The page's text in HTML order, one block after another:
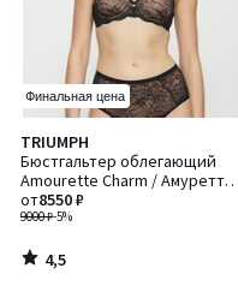
Финальная цена
TRIUMPH
Бюстгальтер облегающий
Amourette Charm / Амуретт
Шарм
9000 ₽-5%
от8550 ₽
4,5
/ 5
4,5
/